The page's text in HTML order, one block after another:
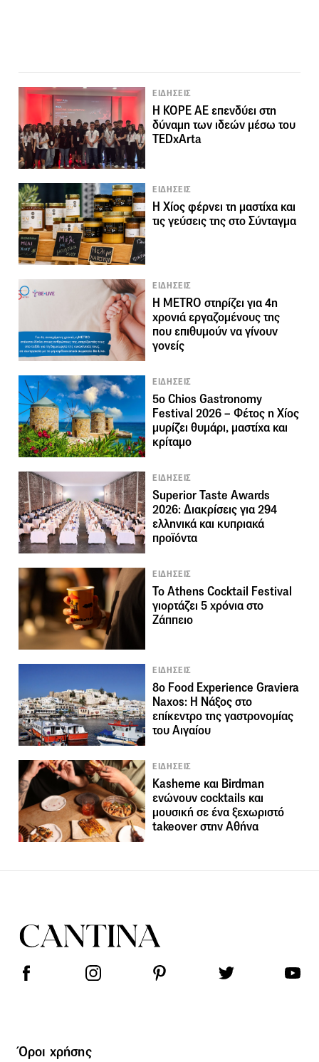
ΕΙΔΗΣΕΙΣ
Η ΚΟΡΕ ΑΕ επενδύει στη
δύναμη των ιδεών μέσω του
TEDxArta
ΕΙΔΗΣΕΙΣ
Η Χίος φέρνει τη μαστίχα και
τις γεύσεις της στο Σύνταγμα
ΕΙΔΗΣΕΙΣ
Η METRO στηρίζει για 4η
χρονιά εργαζομένους της
που επιθυμούν να γίνουν
γονείς
ΕΙΔΗΣΕΙΣ
5ο Chios Gastronomy
Festival 2026 – Φέτος η Χίος
μυρίζει θυμάρι, μαστίχα και
κρίταμο
ΕΙΔΗΣΕΙΣ
Superior Taste Awards
2026: Διακρίσεις για 294
ελληνικά και κυπριακά
προϊόντα
ΕΙΔΗΣΕΙΣ
Το Athens Cocktail Festival
γιορτάζει 5 χρόνια στο
Ζάππειο
ΕΙΔΗΣΕΙΣ
8ο Food Experience Graviera
Naxos: Η Νάξος στο
επίκεντρο της γαστρονομίας
του Αιγαίου
ΕΙΔΗΣΕΙΣ
Kasheme και Birdman
ενώνουν cocktails και
μουσική σε ένα ξεχωριστό
takeover στην Αθήνα
Όροι χρήσης